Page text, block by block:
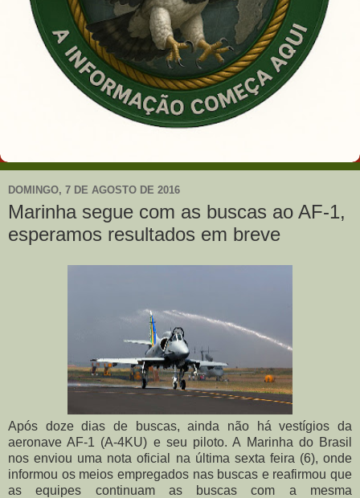
DOMINGO, 7 DE AGOSTO DE 2016
Marinha segue com as buscas ao AF-1,
esperamos resultados em breve
Após doze dias de buscas, ainda não há vestígios da
aeronave AF-1 (A-4KU) e seu piloto. A Marinha do Brasil
nos enviou uma nota oficial na última sexta feira (6), onde
informou os meios empregados nas buscas e reafirmou que
as equipes continuam as buscas com a mesma